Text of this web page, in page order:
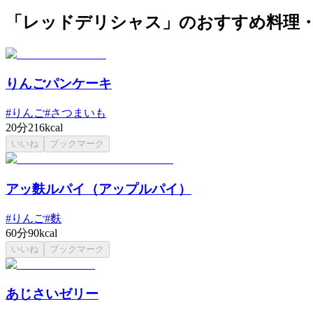
「レッドデリシャス」のおすすめ料理
りんごパンケーキ
#りんご#さつまいも
20分216kcal
いいね ブックマーク
アッ麩ルパイ（アップルパイ）
#りんご#麩
60分90kcal
いいね ブックマーク
あじさいゼリー